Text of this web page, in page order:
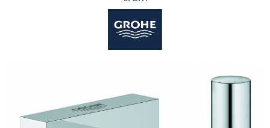
Aeroterme si destratificatoare de
Panouri radiante si incalzitoare cu
infrarosu